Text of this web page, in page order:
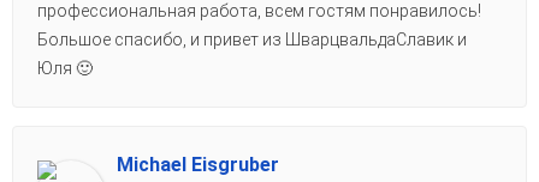
профессиональная работа, всем гостям понравилось!
Большое спасибо, и привет из ШварцвальдаСлавик и
Юля 🙂
Michael Eisgruber